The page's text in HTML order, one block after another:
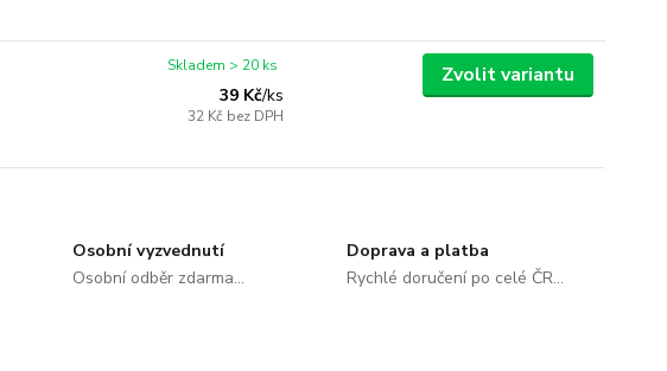
39 Kč/ks
32 Kč bez DPH
Skladem > 20 ks Zvolit variantu
Osobní vyzvednutí
Osobní odběr zdarma...
Doprava a platba
Rychlé doručení po celé ČR...